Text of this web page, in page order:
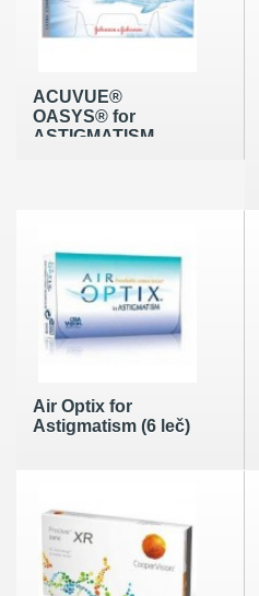
ACUVUE®
OASYS® for
ASTIGMATISM
Air Optix for
Astigmatism (6 leč)